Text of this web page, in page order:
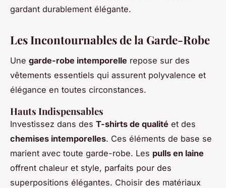
gardant durablement élégante.
Les Incontournables de la Garde-Robe
Une garde-robe intemporelle repose sur des
vêtements essentiels qui assurent polyvalence et
élégance en toutes circonstances.
Hauts Indispensables
Investissez dans des T-shirts de qualité et des
chemises intemporelles. Ces éléments de base se
marient avec toute garde-robe. Les pulls en laine
offrent chaleur et style, parfaits pour des
superpositions élégantes. Choisir des matériaux